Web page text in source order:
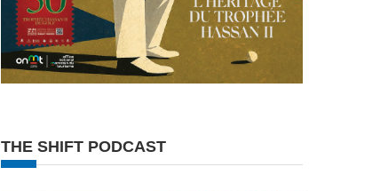
THE SHIFT PODCAST